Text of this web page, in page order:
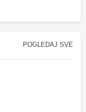
POGLEDAJ SVE